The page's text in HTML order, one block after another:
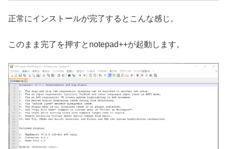
正常にインストールが完了するとこんな感じ。
このまま完了を押すとnotepad++が起動します。